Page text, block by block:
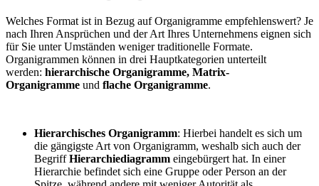
Welches Format ist in Bezug auf Organigramme empfehlenswert? Je
nach Ihren Ansprüchen und der Art Ihres Unternehmens eignen sich
für Sie unter Umständen weniger traditionelle Formate.
Organigrammen können in drei Hauptkategorien unterteilt
werden: hierarchische Organigramme, Matrix-
Organigramme und flache Organigramme.
Hierarchisches Organigramm: Hierbei handelt es sich um
die gängigste Art von Organigramm, weshalb sich auch der
BegriffHierarchiediagramm eingebürgert hat. In einer
Hierarchie befindet sich eine Gruppe oder Person an der